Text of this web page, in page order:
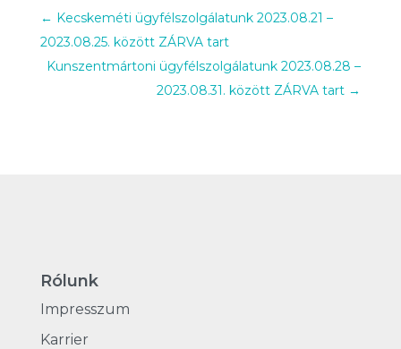
← Kecskeméti ügyfélszolgálatunk 2023.08.21 –
2023.08.25. között ZÁRVA tart
Kunszentmártoni ügyfélszolgálatunk 2023.08.28 –
2023.08.31. között ZÁRVA tart →
Rólunk
Impresszum
Karrier